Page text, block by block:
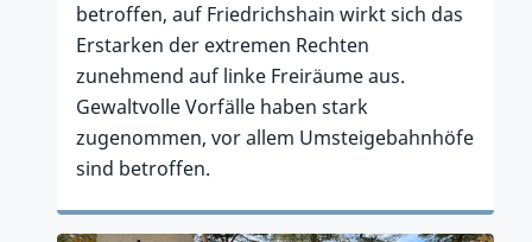
betroffen, auf Friedrichshain wirkt sich das
Erstarken der extremen Rechten
zunehmend auf linke Freiräume aus.
Gewaltvolle Vorfälle haben stark
zugenommen, vor allem Umsteigebahnhöfe
sind betroffen.
Zum Artikel